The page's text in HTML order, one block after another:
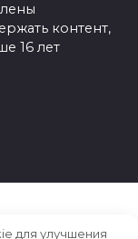
контент,
16 лет
для улучшения